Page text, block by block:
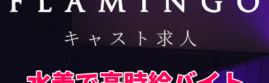
ご予約はこちら